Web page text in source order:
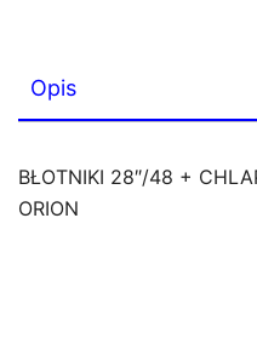
Opis
BŁOTNIKI 28″/48 +
ORION